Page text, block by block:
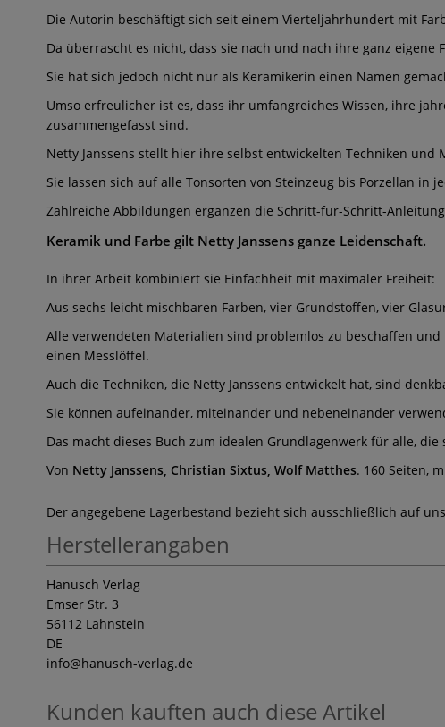
Die Autorin beschäftigt sich seit einem Vierteljahrhundert mit
Da überrascht es nicht, dass sie nach und nach ihre ganz
Sie hat sich jedoch nicht nur als Keramikerin einen Namen
Umso erfreulicher ist es, dass ihr umfangreiches Wissen, ihre
zusammengefasst sind.
Netty Janssens stellt hier ihre selbst entwickelten Techniken und
Sie lassen sich auf alle Tonsorten von Steinzeug bis Porzellan
Zahlreiche Abbildungen ergänzen die Schritt-für-Schritt-
Keramik und Farbe gilt Netty Janssens ganze Leidenschaft.
In ihrer Arbeit kombiniert sie Einfachheit mit maximaler Freiheit:
Aus sechs leicht mischbaren Farben, vier Grundstoffen, vier
Alle verwendeten Materialien sind problemlos zu beschaffen
einen Messlöffel.
Auch die Techniken, die Netty Janssens entwickelt hat, sind
Sie können aufeinander, miteinander und nebeneinander
Das macht dieses Buch zum idealen Grundlagenwerk für alle,
Von Netty Janssens, Christian Sixtus, Wolf Matthes. 160 Seiten,
Der angegebene Lagerbestand bezieht sich ausschließlich auf
Herstellerangaben
Hanusch Verlag
Emser Str. 3
56112 Lahnstein
DE
info@hanusch-verlag.de
Kunden kauften auch diese Artikel